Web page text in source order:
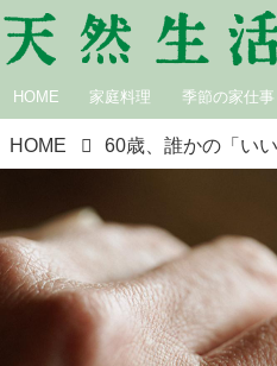
HOME 家庭料理 季節の家仕事
HOME